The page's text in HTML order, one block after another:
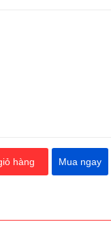
hàng Mua ngay